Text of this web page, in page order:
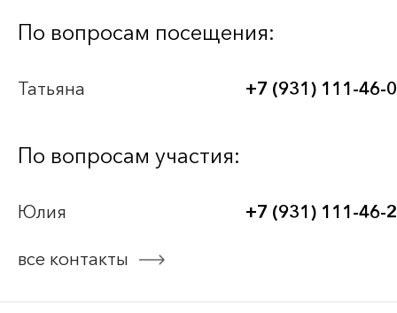
Bee-Together 21 (2026)
BEE-TOGETHER.KG 3-я Международная
По вопросам посещения:
Татьяна +7 (931) 111-46-
По вопросам участия:
Юлия +7 (931) 111-46-
все контакты